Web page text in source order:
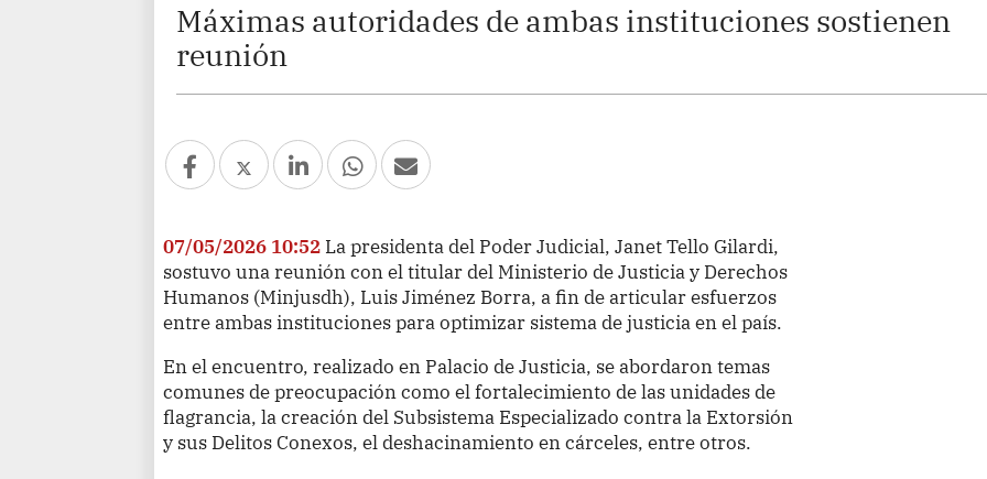
Máximas autoridades de ambas instituciones sostienen
reunión
07/05/2026 10:52 La presidenta del Poder Judicial, Janet Tello Gilardi,
sostuvo una reunión con el titular del Ministerio de Justicia y Derechos
Humanos (Minjusdh), Luis Jiménez Borra, a fin de articular esfuerzos
entre ambas instituciones para optimizar sistema de justicia en el país.
En el encuentro, realizado en Palacio de Justicia, se abordaron temas
comunes de preocupación como el fortalecimiento de las unidades de
flagrancia, la creación del Subsistema Especializado contra la Extorsión
y sus Delitos Conexos, el deshacinamiento en cárceles, entre otros.